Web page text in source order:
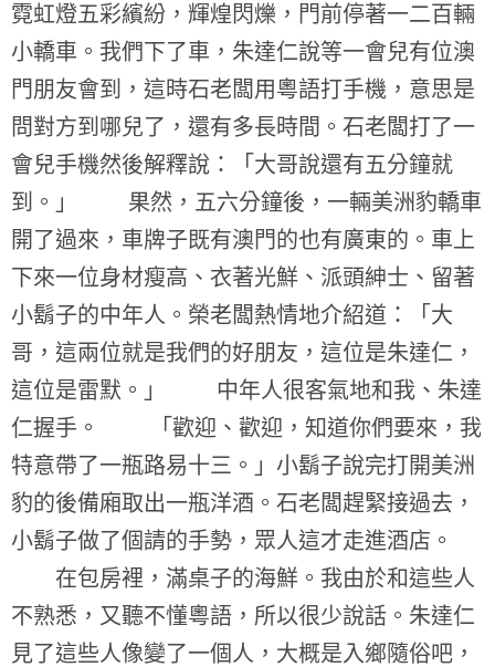
霓虹燈五彩繽紛，輝煌閃爍，門前停著一二百輛
小轎車。我們下了車，朱達仁說等一會兒有位澳
門朋友會到，這時石老闆用粵語打手機，意思是
問對方到哪兒了，還有多長時間。石老闆打了一
會兒手機然後解釋說：「大哥說還有五分鐘就
到。」 果然，五六分鐘後，一輛美洲豹轎車
開了過來，車牌子既有澳門的也有廣東的。車上
下來一位身材瘦高、衣著光鮮、派頭紳士、留著
小鬍子的中年人。榮老闆熱情地介紹道：「大
哥，這兩位就是我們的好朋友，這位是朱達仁，
這位是雷默。」 中年人很客氣地和我、朱達
仁握手。 「歡迎、歡迎，知道你們要來，我
特意帶了一瓶路易十三。」小鬍子說完打開美洲
豹的後備廂取出一瓶洋酒。石老闆趕緊接過去，
小鬍子做了個請的手勢，眾人這才走進酒店。
在包房裡，滿桌子的海鮮。我由於和這些人
不熟悉，又聽不懂粵語，所以很少說話。朱達仁
見了這些人像變了一個人，大概是入鄉隨俗吧，